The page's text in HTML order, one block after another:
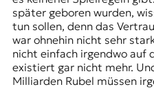
später geboren wurden,
tun sollen, denn das
war ohnehin nicht sehr
nicht einfach irgendwo auf
existiert gar nicht mehr.
Milliarden Rubel müssen